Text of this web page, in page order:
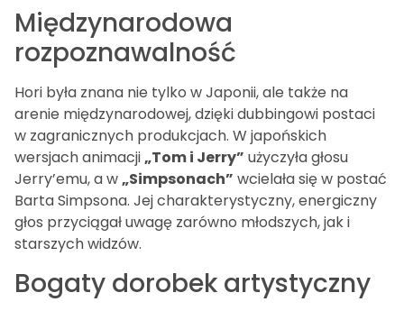
Międzynarodowa
rozpoznawalność
Hori była znana nie tylko w Japonii, ale także na
arenie międzynarodowej, dzięki dubbingowi postaci
w zagranicznych produkcjach. W japońskich
wersjach animacji„Tom i Jerry” użyczyła głosu
Jerry’emu, a w„Simpsonach” wcielała się w postać
Barta Simpsona. Jej charakterystyczny, energiczny
głos przyciągał uwagę zarówno młodszych, jak i
starszych widzów.
Bogaty dorobek artystyczny